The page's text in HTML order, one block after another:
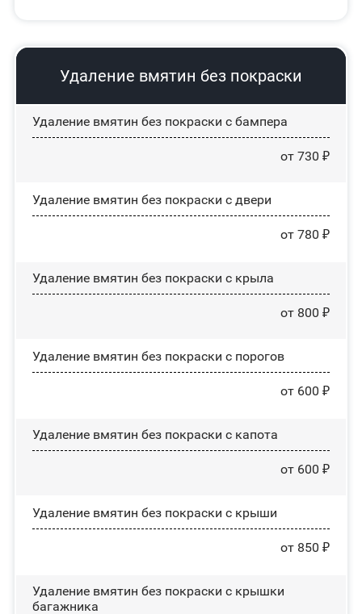
Удаление вмятин без покраски
Удаление вмятин без покраски с бампера
от 730 ₽
Удаление вмятин без покраски с двери
от 780 ₽
Удаление вмятин без покраски с крыла
от 800 ₽
Удаление вмятин без покраски с порогов
от 600 ₽
Удаление вмятин без покраски с капота
от 600 ₽
Удаление вмятин без покраски с крыши
от 850 ₽
Удаление вмятин без покраски с крышки
багажника